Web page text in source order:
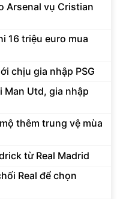
Arsenal vụ Cristian
16 triệu euro mua
chịu gia nhập PSG
Utd, gia nhập
thêm trung vệ mùa
từ Real Madrid
Real để chọn